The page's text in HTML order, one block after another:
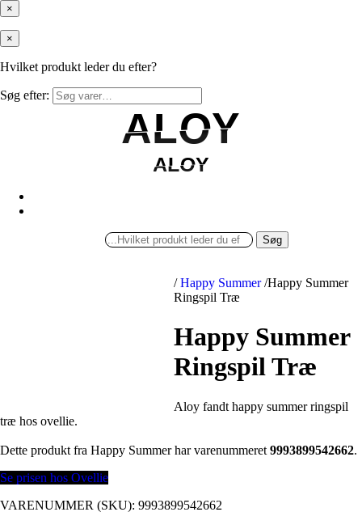
×
×
Hvilket produkt leder du efter?
Søg efter:
ALOY
ALOY
ALOY
ALOY
Søg
/ Happy Summer /Happy Summer
Ringspil Træ
Happy Summer
Ringspil Træ
Aloy fandt happy summer ringspil
træ hos ovellie.
Dette produkt fra Happy Summer har varenummeret 9993899542662.
Se prisen hos Ovellie
VARENUMMER (SKU): 9993899542662